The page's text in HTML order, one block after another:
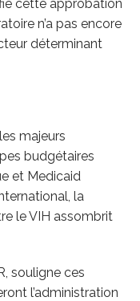
cette approbation
n’a pas encore
déterminant
majeurs
budgétaires
et Medicaid
la
le VIH assombrit
souligne ces
l’administration